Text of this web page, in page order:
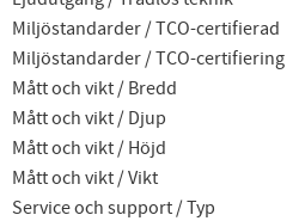
Miljöstandarder / TCO-certifierad
Miljöstandarder / TCO-certifiering
Mått och vikt / Bredd
Mått och vikt / Djup
Mått och vikt / Höjd
Mått och vikt / Vikt
Service och support / Typ